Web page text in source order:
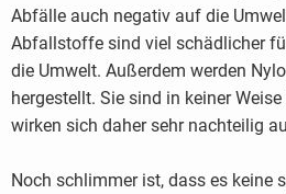
Abfälle auch negativ auf die
Abfallstoffe sind viel schädlicher
die Umwelt. Außerdem werden
hergestellt. Sie sind in keiner
wirken sich daher sehr nachteilig
Noch schlimmer ist, dass es keine